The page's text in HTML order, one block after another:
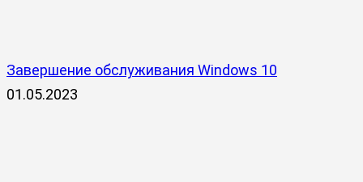
Завершение обслуживания Windows 10
01.05.2023